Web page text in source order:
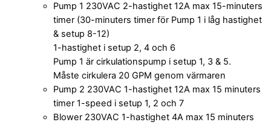
Pump 1 230VAC 2-hastighet 12A max 15-minuters
timer (30-minuters timer för Pump 1 i låg hastighet
& setup 8-12)
1-hastighet i setup 2, 4 och 6
Pump 1 är cirkulationspump i setup 1, 3 & 5.
Måste cirkulera 20 GPM genom värmaren
Pump 2 230VAC 1-hastighet 12A max 15 minuters
timer 1-speed i setup 1, 2 och 7
Blower 230VAC 1-hastighet 4A max 15 minuters